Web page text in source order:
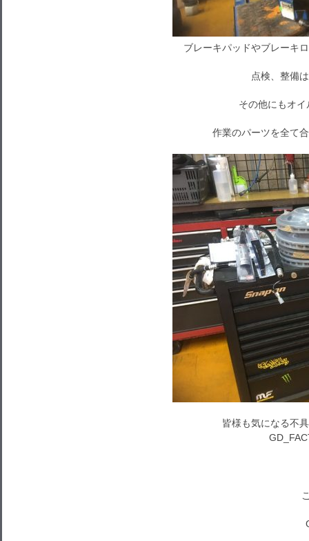
ブレーキパッドやブレーキ
点検、整備
その他にもオ
作業のパーツを全て
皆様も気になる不